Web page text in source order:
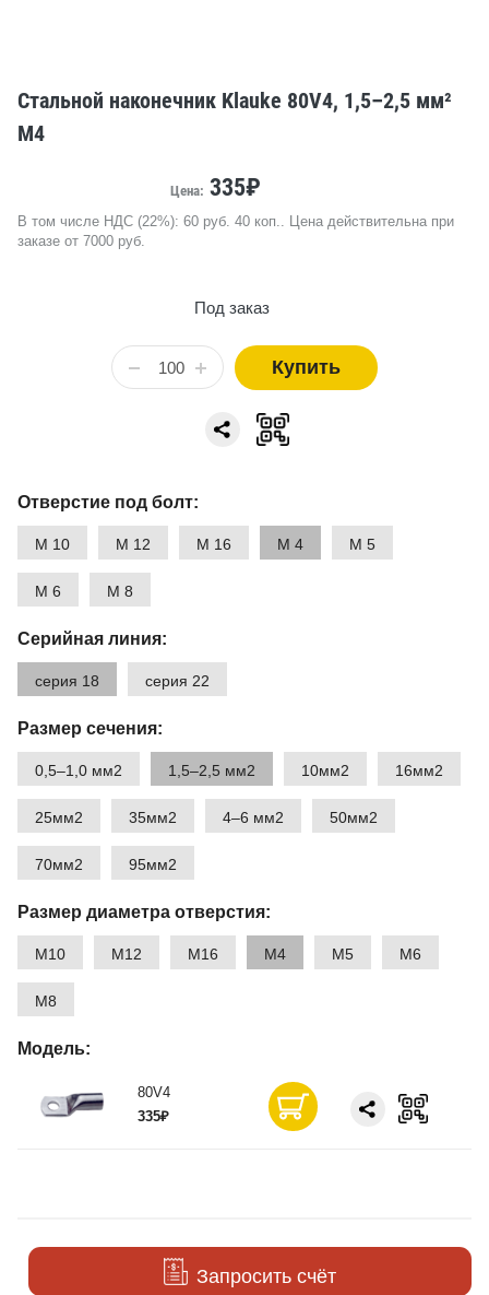
Стальной наконечник Klauke 80V4, 1,5–2,5 мм²
M4
Цена: 335₽
В том числе НДС (22%): 60 руб. 40 коп.. Цена действительна при
заказе от 7000 руб.
Под заказ
Купить
Отверстие под болт:
М 10 М 12 М 16 М 4 М 5
М 6 М 8
Серийная линия:
серия 18 серия 22
Размер сечения:
0,5–1,0 мм2 1,5–2,5 мм2 10мм2 16мм2
25мм2 35мм2 4–6 мм2 50мм2
70мм2 95мм2
Размер диаметра отверстия:
М10 М12 М16 М4 М5 М6
М8
Модель:
80V4
335₽
Запросить счёт